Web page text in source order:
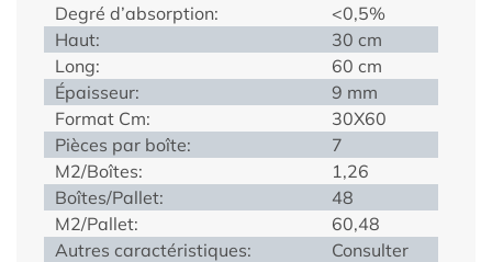
Degré d’absorption:
<0,5%
Haut:
30 cm
Long:
60 cm
Épaisseur:
9 mm
Format Cm:
30X60
Pièces par boîte:
7
M2/Boîtes:
1,26
Boîtes/Pallet:
48
M2/Pallet:
60,48
Autres caractéristiques:
Consulter